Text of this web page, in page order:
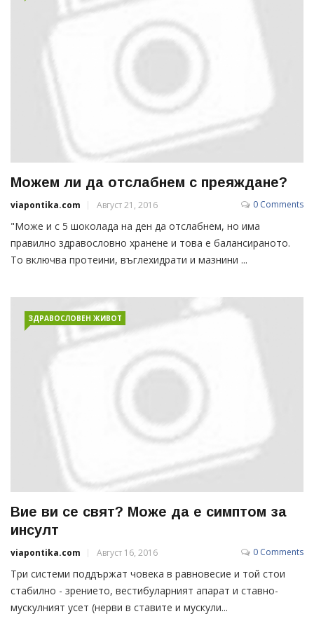
Можем ли да отслабнем с преяждане?
viapontika.com Август 21, 2016 0 Comments
"Може и с 5 шоколада на ден да отслабнем, но има
правилно здравословно хранене и това е балансираното.
То включва протеини, въглехидрати и мазнини ...
ЗДРАВОСЛОВЕН ЖИВОТ
Вие ви се свят? Може да е симптом за
инсулт
viapontika.com Август 16, 2016 0 Comments
Три системи поддържат човека в равновесие и той стои
стабилно - зрението, вестибуларният апарат и ставно-
мускулният усет (нерви в ставите и мускули...